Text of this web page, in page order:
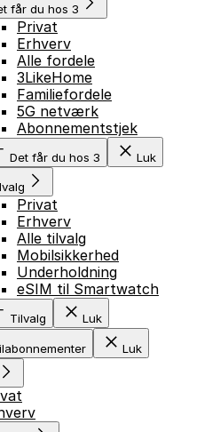
får du hos 3
Privat
Erhverv
Alle fordele
3LikeHome
Familiefordele
5G netværk
Abonnementstjek
Det får du hos 3 Luk
Privat
Erhverv
Alle tilvalg
Mobilsikkerhed
Underholdning
eSIM til Smartwatch
Tilvalg Luk
Luk